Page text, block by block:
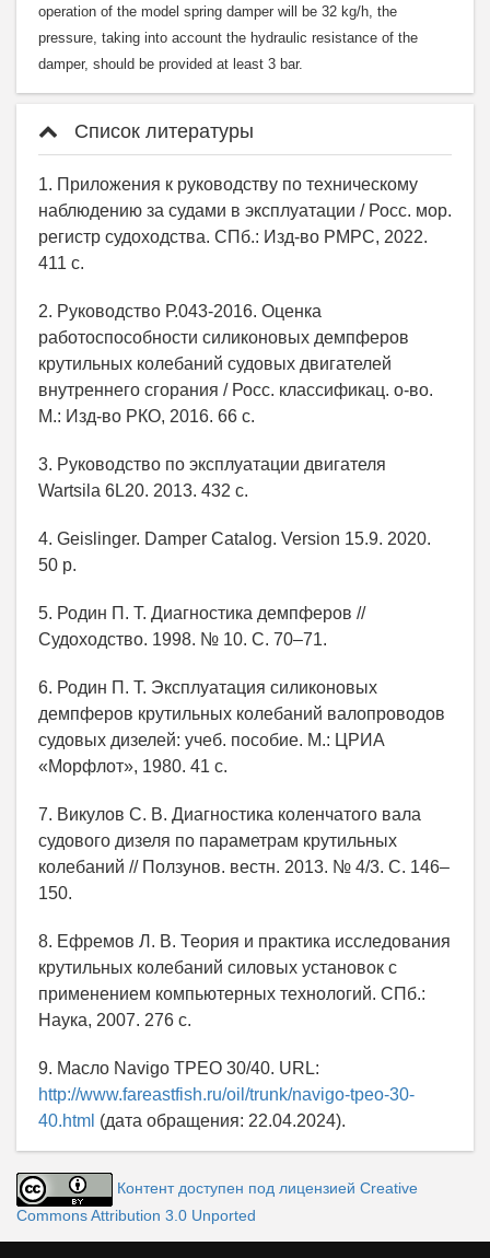
operation of the model spring damper will be 32 kg/h, the
pressure, taking into account the hydraulic resistance of the
damper, should be provided at least 3 bar.
Список литературы
1. Приложения к руководству по техническому
наблюдению за судами в эксплуатации / Росс. мор.
регистр судоходства. СПб.: Изд-во РМРС, 2022.
411 с.
2. Руководство Р.043-2016. Оценка
работоспособности силиконовых демпферов
крутильных колебаний судовых двигателей
внутреннего сгорания / Росс. классификац. о-во.
М.: Изд-во РКО, 2016. 66 с.
3. Руководство по эксплуатации двигателя
Wartsila 6L20. 2013. 432 с.
4. Geislinger. Damper Catalog. Version 15.9. 2020.
50 p.
5. Родин П. Т. Диагностика демпферов //
Судоходство. 1998. № 10. С. 70–71.
6. Родин П. Т. Эксплуатация силиконовых
демпферов крутильных колебаний валопроводов
судовых дизелей: учеб. пособие. М.: ЦРИА
«Морфлот», 1980. 41 с.
7. Викулов С. В. Диагностика коленчатого вала
судового дизеля по параметрам крутильных
колебаний // Ползунов. вестн. 2013. № 4/3. С. 146–
150.
8. Ефремов Л. В. Теория и практика исследования
крутильных колебаний силовых установок с
применением компьютерных технологий. СПб.:
Наука, 2007. 276 с.
9. Масло Navigo TPEO 30/40. URL:
http://www.fareastfish.ru/oil/trunk/navigo-tpeo-30-
40.html (дата обращения: 22.04.2024).
Контент доступен под лицензией Creative
Commons Attribution 3.0 Unported